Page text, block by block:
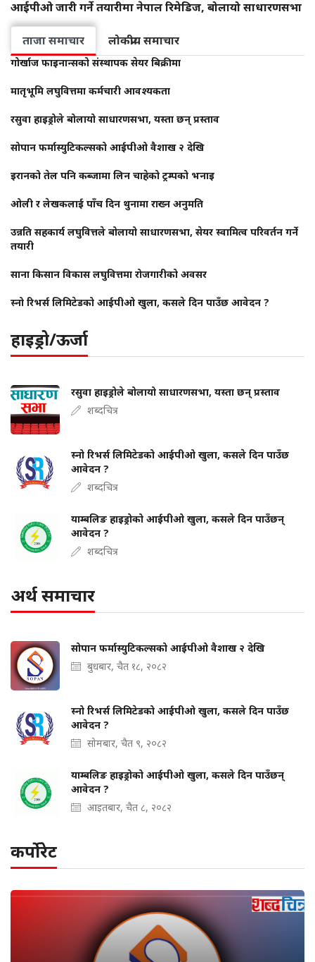
आईपीओ जारी गर्ने तयारीमा नेपाल रिमेडिज, बोलायो साधारणसभा
ताजा समाचार लोकप्रीय समाचार
गोर्खाज फाइनान्सको संस्थापक सेयर बिक्रीमा
मातृभूमि लघुवित्तमा कर्मचारी आवश्यकता
रसुवा हाइड्रोले बोलायो साधारणसभा, यस्ता छन् प्रस्ताव
सोपान फर्मास्युटिकल्सको आईपीओ वैशाख २ देखि
इरानको तेल पनि कब्जामा लिन चाहेको ट्रम्पको भनाइ
ओली र लेखकलाई पाँच दिन थुनामा राख्न अनुमति
उन्नति सहकार्य लघुवित्तले बोलायो साधारणसभा, सेयर स्वामित्व परिवर्तन गर्ने
तयारी
साना किसान विकास लघुवित्तमा रोजगारीको अवसर
स्नो रिभर्स लिमिटेडको आईपीओ खुला, कसले दिन पाउँछ आवेदन ?
हाइड्रो/ऊर्जा
रसुवा हाइड्रोले बोलायो साधारणसभा, यस्ता छन् प्रस्ताव
शब्दचित्र
स्नो रिभर्स लिमिटेडको आईपीओ खुला, कसले दिन पाउँछ
आवेदन ?
शब्दचित्र
याम्बलिङ हाइड्रोको आईपीओ खुला, कसले दिन पाउँछन्
आवेदन ?
शब्दचित्र
अर्थ समाचार
सोपान फर्मास्युटिकल्सको आईपीओ वैशाख २ देखि
बुधबार, चैत १८, २०८२
स्नो रिभर्स लिमिटेडको आईपीओ खुला, कसले दिन पाउँछ
आवेदन ?
सोमबार, चैत ९, २०८२
याम्बलिङ हाइड्रोको आईपीओ खुला, कसले दिन पाउँछन्
आवेदन ?
आइतबार, चैत ८, २०८२
कर्पोरेट